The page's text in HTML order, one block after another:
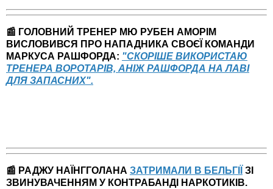
📰 ГОЛОВНИЙ ТРЕНЕР МЮ РУБЕН АМОРІМ
ВИСЛОВИВСЯ ПРО НАПАДНИКА СВОЄЇ КОМАНДИ
МАРКУСА РАШФОРДА: "СКОРІШЕ ВИКОРИСТАЮ
ТРЕНЕРА ВОРОТАРІВ, АНІЖ РАШФОРДА НА ЛАВІ
ДЛЯ ЗАПАСНИХ".
📰 РАДЖУ НАЇНГГОЛАНА ЗАТРИМАЛИ В БЕЛЬГІЇ
ЗІ
ЗВИНУВАЧЕННЯМ У КОНТРАБАНДІ НАРКОТИКІВ.